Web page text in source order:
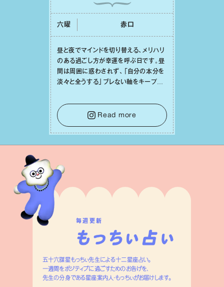
六曜 ⾚⼝
昼と夜でマインドを切り替える、メリハリ
のある過ごし⽅が幸運を呼ぶ⽇です。昼
間は周囲に惑わされず、「⾃分の本分を
淡々と全うする」ブレない軸をキープし
⾔葉に流されないよう、⼼にしっかりブ
レーキをかけること。この意識の切り替
えが、あなたに確かな安⼼感をもたらす
はずです。
Read more
毎週更新
五十六謀星もっちぃ先生による十二星座占い。
一週間をポジティブに過ごすためのお告げを、
先生の分身である星座案内人・もっちぃがお届けします。